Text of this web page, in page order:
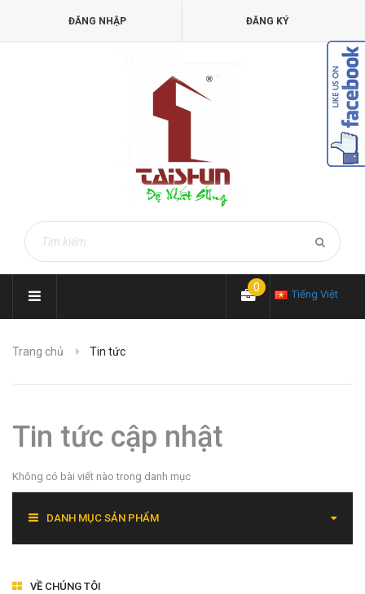
ĐĂNG NHẬP ĐĂNG KÝ
Tiếng Việt
0
Trang chủ Tin tức
Tin tức cập nhật
Không có bài viết nào trong danh mục
DANH MỤC SẢN PHẨM
VỀ CHÚNG TÔI